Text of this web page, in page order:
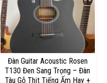
Đàn Guitar Acoustic Rosen
T130 Đen Sang Trọng – Đàn
Tàu Gỗ Thịt Tiếng Ấm Hay +